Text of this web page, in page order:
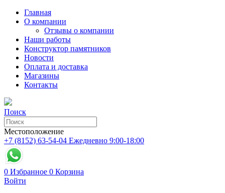
Главная
О компании
Отзывы о компании
Наши работы
Конструктор памятников
Новости
Оплата и доставка
Магазины
Контакты
Поиск
Местоположение
+7 (8152) 63-54-04 Ежедневно 9:00-18:00
0 Избранное 0 Корзина
Войти